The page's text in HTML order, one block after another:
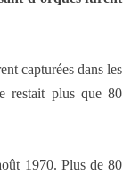
capturées dans les
restait plus que 80
1970. Plus de 80